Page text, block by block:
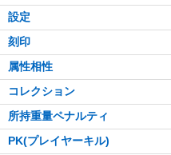
設定
刻印
属性相性
コレクション
所持重量ペナルティ
PK(プレイヤーキル)